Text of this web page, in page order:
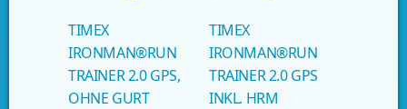
TIMEX
IRONMAN®RUN
TRAINER 2.0 GPS,
OHNE GURT
TIMEX
IRONMAN®RUN
TRAINER 2.0 GPS
INKL. HRM